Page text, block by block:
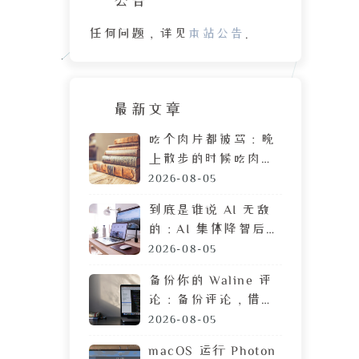
任何问题，详见 本站公告
最新文章
吃个肉片都被骂：晚
上散步的时候吃肉
脯，遭陌生人鄙视的
2026-08-05
到底是谁说 AI 无敌
的：AI 集体降智后，
DeepSeek 让我彻底
2026-08-05
备份你的 Waline 评
论：备份评论，借助
GitHub 定时执行任
2026-08-05
macOS 运行 Photon